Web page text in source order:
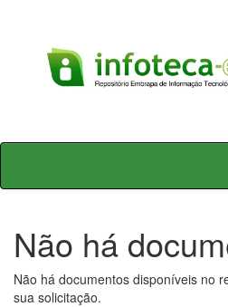
Skip
Não há
Não há documentos disponíveis no
sua solicitação.